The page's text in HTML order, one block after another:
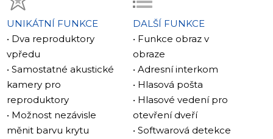
zlepšuje čistotu. Zařízení lze dokonce používat jako
plnohodnotný MP3 přehrávač.
Velký vysoce kvalitní IPS dotykový displej
IPS displej s 10palcovou úhlopříčkou zobrazuje jasné a
bohaté obrazy za jakýchkoli světelných podmínek a z
jakéhokoli úhlu. Přenáší celé RGB spektrum a má
pozorovací úhel až 178° bez jakéhokoli odlesku i na
přímém slunci.
UNIKÁTNÍ FUNKCE
• Dva reproduktory
vpředu
• Samostatné akustické
kamery pro
reproduktory
• Možnost nezávisle
měnit barvu krytu
DALŠÍ FUNKCE
• Funkce obraz v
obraze
• Adresní interkom
• Hlasová pošta
• Hlasové vedení pro
otevření dveří
• Softwarová detekce